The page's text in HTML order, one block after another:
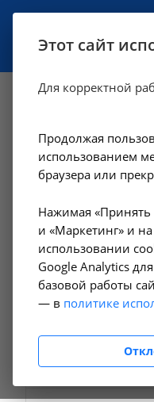
О клинике —
Специалисты
Амбулаторный
Скорая
Этот сайт
Для корректной
Продолжая
использованием
браузера или
Нажимая «Принять
и «Маркетинг» и
использовании
Google Analytics
базовой работы
— в политике